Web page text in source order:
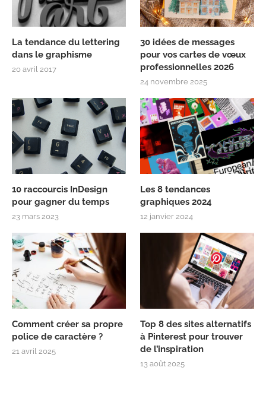
La tendance du lettering
dans le graphisme
20 avril 2017
30 idées de messages
pour vos cartes de vœux
professionnelles 2026
24 novembre 2025
10 raccourcis InDesign
pour gagner du temps
23 mars 2023
Les 8 tendances
graphiques 2024
12 janvier 2024
Comment créer sa propre
police de caractère ?
21 avril 2025
Top 8 des sites alternatifs
à Pinterest pour trouver
de l’inspiration
13 août 2025